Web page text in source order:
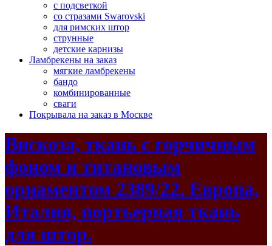
с подсветкой
со стразами Swarovski
для римских штор
струнные
детские карнизы
Ламбрекены на заказ
мягкие ламбрекены
бандо
комбинированные
сваги
Покрывала на заказ в Москве
Вискоза, ткань с горчичным
фоном и титановым
орнаментом 2389/22. Европа,
Италия, портьерная ткань
для штор.